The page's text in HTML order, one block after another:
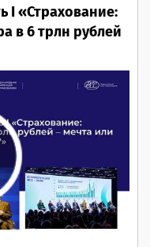
I «Страхование:
в 6 трлн рублей